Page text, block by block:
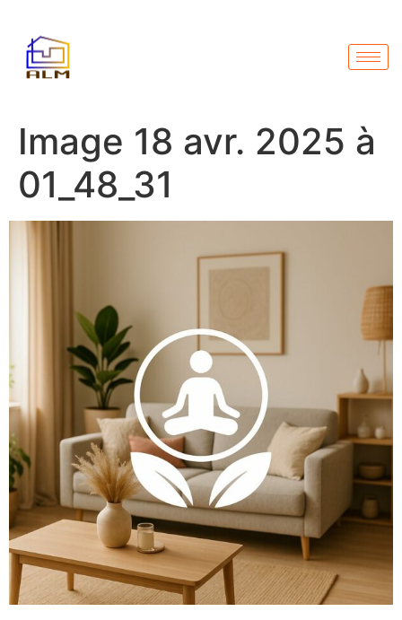
Image 18 avr. 2025 à
01_48_31